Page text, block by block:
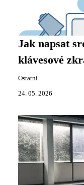
Jak napsat
klávesové
Ostatní
24. 05. 2026